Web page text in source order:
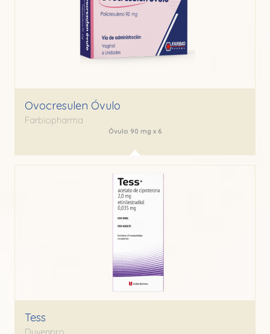
Ovocresulen Óvulo
Farbiopharma
Óvulo 90 mg x 6
Tess